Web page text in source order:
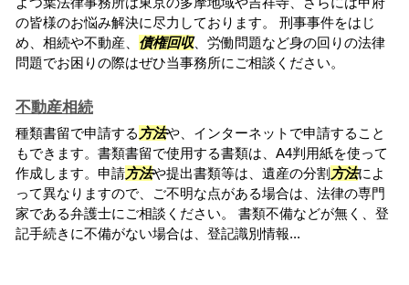
の皆様のお悩み解決に尽力しております。 刑事事件をはじ
め、相続や不動産、 債権回収、労働問題など身の回りの法律
問題でお困りの際はぜひ当事務所にご相談ください。
不動産相続
種類書留で申請する 方法や、インターネットで申請すること
もできます。書類書留で使用する書類は、A4判用紙を使って
作成します。申請方法や提出書類等は、遺産の分割 方法によ
って異なりますので、ご不明な点がある場合は、法律の専門
家である弁護士にご相談ください。 書類不備などが無く、登
記手続きに不備がない場合は、登記識別情報...